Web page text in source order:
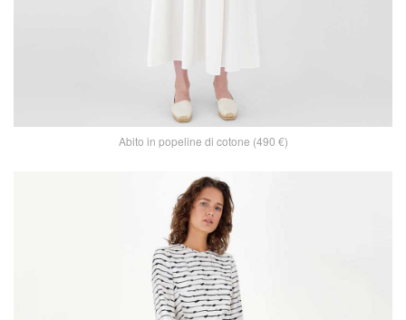
Abito in popeline di cotone (490 €)